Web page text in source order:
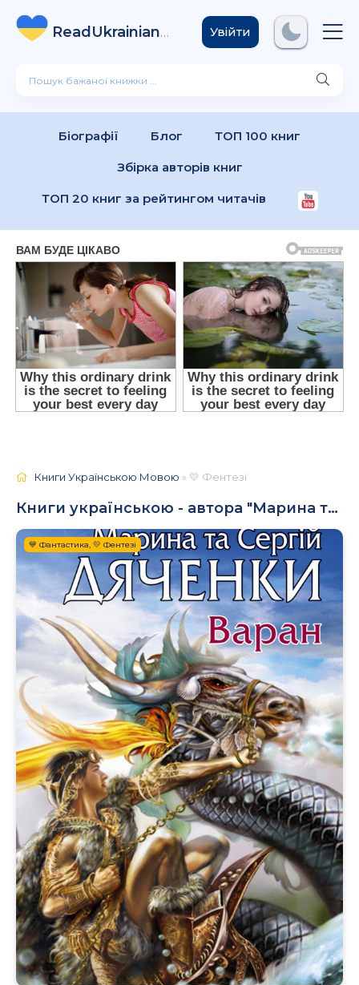
ReadUkrainian
Books .com
Увійти
Біографії Блог ТОП 100 книг
Збірка авторів книг
ТОП 20 книг за рейтингом читачів
Книги Українською Мовою » 💛 Фентезі
Книги українською - автора "Марина та Сергій Дяченко"
💙 Фантастика, 💛 Фентезі